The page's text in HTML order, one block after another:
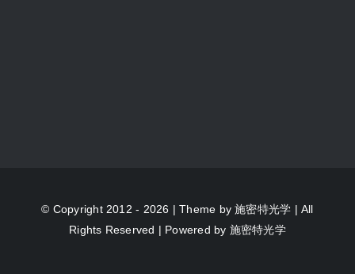
© Copyright 2012 - 2026 | Theme by施密特光学 | All
Rights Reserved | Powered by 施密特光学